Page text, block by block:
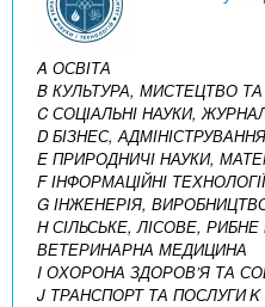
A ОСВІТА
B КУЛЬТУРА, МИСТЕЦТВО ТА
C СОЦІАЛЬНІ НАУКИ,
D БІЗНЕС,
E ПРИРОДНИЧІ НАУКИ,
F ІНФОРМАЦІЙНІ ТЕХНОЛОГІЇ
G ІНЖЕНЕРІЯ,
H СІЛЬСЬКЕ, ЛІСОВЕ,
ВЕТЕРИНАРНА МЕДИЦИНА
I ОХОРОНА ЗДОРОВ’Я ТА
J ТРАНСПОРТ ТА ПОСЛУГИ